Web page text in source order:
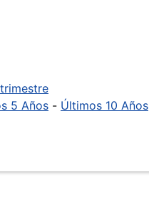
5 Años - Últimos 10 Años